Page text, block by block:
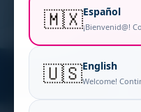
🇲🇽Español
¡Bienvenid@!
🇺🇸English
Welcome!